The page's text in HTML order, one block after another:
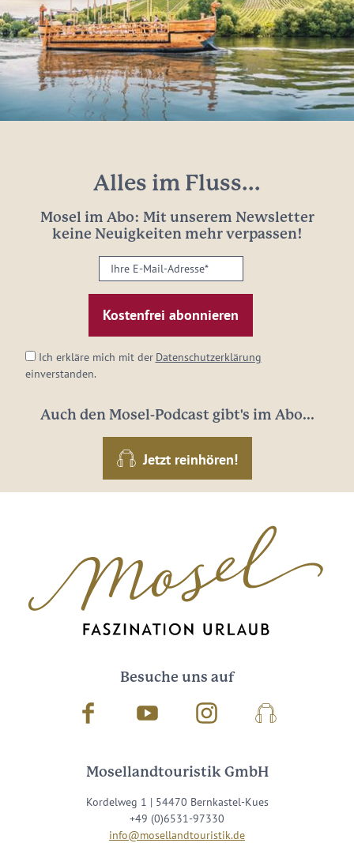
Alles im Fluss...
Mosel im Abo: Mit unserem Newsletter
keine Neuigkeiten mehr verpassen!
Ihre
E-
Mail-
Adresse:
Ich erkläre mich mit der Datenschutzerklärung
einverstanden.
Auch den Mosel-Podcast gibt's im Abo...
Jetzt reinhören!
Besuche uns auf
Facebook Youtube InstagramPodcast
Mosellandtouristik GmbH
Kordelweg 1 | 54470 Bernkastel-Kues
+49 (0)6531-97330
info@mosellandtouristik.de